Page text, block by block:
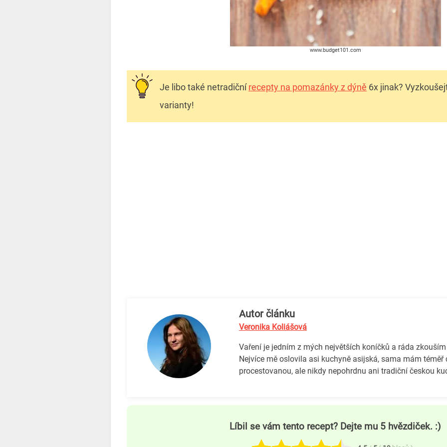
www.budget101.com
Je libo také netradičnírecepty na pomazánky z dýně 6x jinak?
varianty!
Autor článku
Veronika Koliášová
Vaření je jedním z mých největších koníčků a ráda
Nejvíce mě oslovila asi kuchyně asijská, sama mám téměř
procestovanou, ale nikdy nepohrdnu ani tradiční českou
Líbil se vám tento recept? Dejte mu 5 hvězdiček. :)